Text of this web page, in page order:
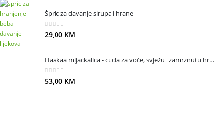
Špric za davanje sirupa i hrane
0out of 5
29,00 KM
Haakaa mljackalica - cucla za voće, svježu i zamrznutu hranu. Plava.
0out of 5
53,00 KM